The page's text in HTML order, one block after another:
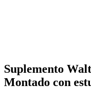
Suplemento
Montado con